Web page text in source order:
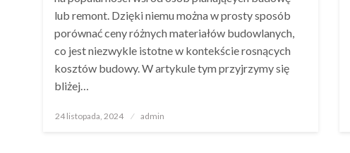
lub remont. Dzięki niemu można w prosty sposób
porównać ceny różnych materiałów budowlanych,
co jest niezwykle istotne w kontekście rosnących
kosztów budowy. W artykule tym przyjrzymy się
bliżej…
Opublikowane
24 listopada, 2024 admin